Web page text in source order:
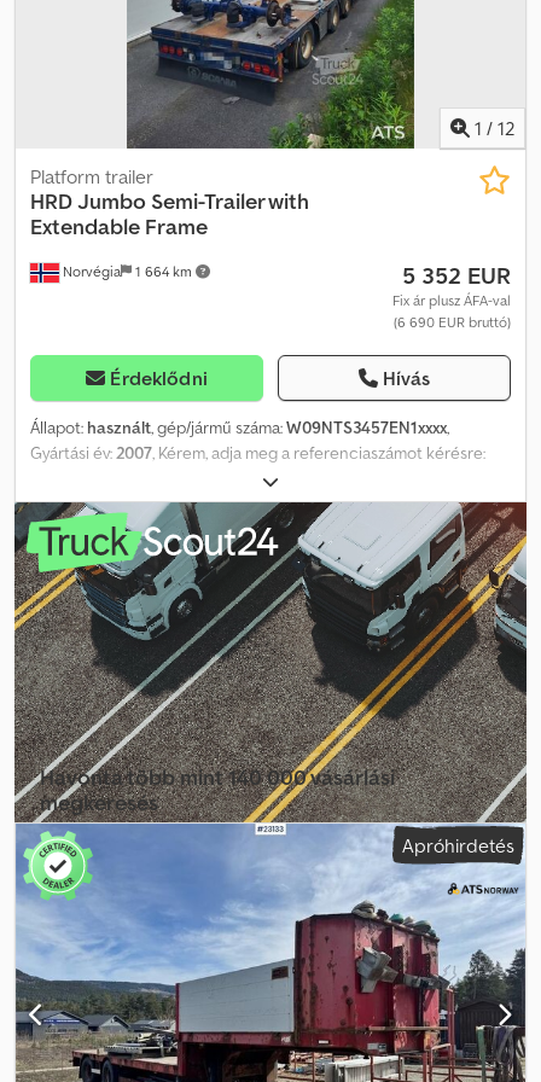
1 / 12
Norvégia 1 664 km
Platform trailer
HRDJumbo Semi-Trailer with
Extendable Frame
5 352 EUR
Fix ár plusz ÁFA-val
(6 690 EUR bruttó)
Érdeklődni Hívás
Állapot: használt, gép/jármű száma:W09NTS3457EN1xxxx,
Gyártási év:2007, Kérem, adja meg a referenciaszámot kérésre:
23692 Műszaki adatok: Gyártási év: 2007 Hossz: 1374 cm Szélesség:
255 cm Tengelytáv: 131/191 cm Saját tömeg: 11.750 kg Maximális
hasznos teher: 36.250 kg Szerszámos szekrény Új fékek, azóta
nem használták. Codpfezqpiaox Agxjha Azonnal szállítható.
Megjegyzések: EU-minősítés nincs, ezzel kapcsolatban költségek
merülhetnek fel. Erős rozsdásodás TÜV: Nem EU engedélyezett
eddig: 25.11.2021 Saját tömeg: 11.750 Hasznos teher: 36.250
Szélesség: 255 Hossz: 1374 Modell: Jumbosemi kihúzhatóval =
További információk = További információkért vegye fel a
kapcsolatot az ATS Norway-val.
Havonta több mint 140 000 vásárlási
megkeresés
Válassza ki a kereskedői csomagotApróhirdetés